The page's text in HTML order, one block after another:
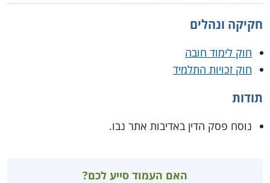
חקיקה ונהלים
חוק לימוד חובה
חוק זכויות התלמיד
תודות
נוסח פסק הדין באדיבות אתר נבו.
האם העמוד סייע לכם?